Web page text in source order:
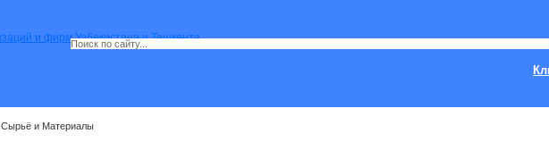
Сырьё и Материалы